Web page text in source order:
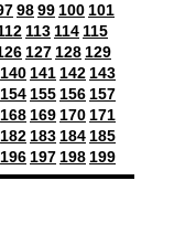
9899 100 101
113 114 115
127 128 129
140 141 142 143
154 155 156 157
168 169 170 171
182 183 184 185
196 197 198 199